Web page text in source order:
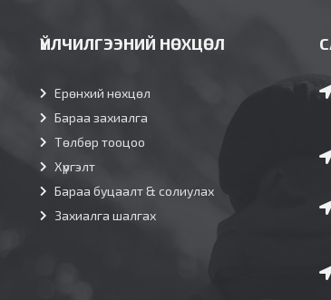
ҮЙЛЧИЛГЭЭНИЙ НӨХЦӨЛ
Ерөнхий нөхцөл
Бараа захиалга
Төлбөр тооцоо
Хүргэлт
Бараа буцаалт & солиулах
Захиалга шалгах